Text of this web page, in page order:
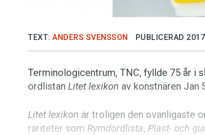
Press
TEXT: ANDERS SVENSSON PUBLICERAD
Terminologicentrum, TNC, fyllde 75 år i
ordlistan Litet lexikon av konstnären Jan
Litet lexikon är troligen den ovanligaste
rariteter som Rymdordlista, Plast- och